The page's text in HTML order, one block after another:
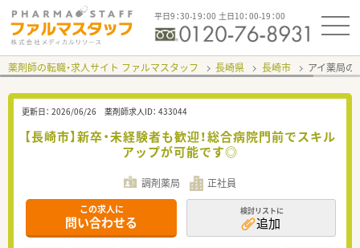
平日9：30-19：00 土日10：00-19：00
薬剤師の転職・求人サイト ファルマスタッフ 長崎県 長崎市 アイ薬局の
更新日： 2026/06/26 薬剤師求人ID： 433044
【長崎市】新卒・未経験者も歓迎！総合病院門前でスキル
アップが可能です◎
調剤薬局 正社員
この求人に
問い合わせる
検討リストに
追加